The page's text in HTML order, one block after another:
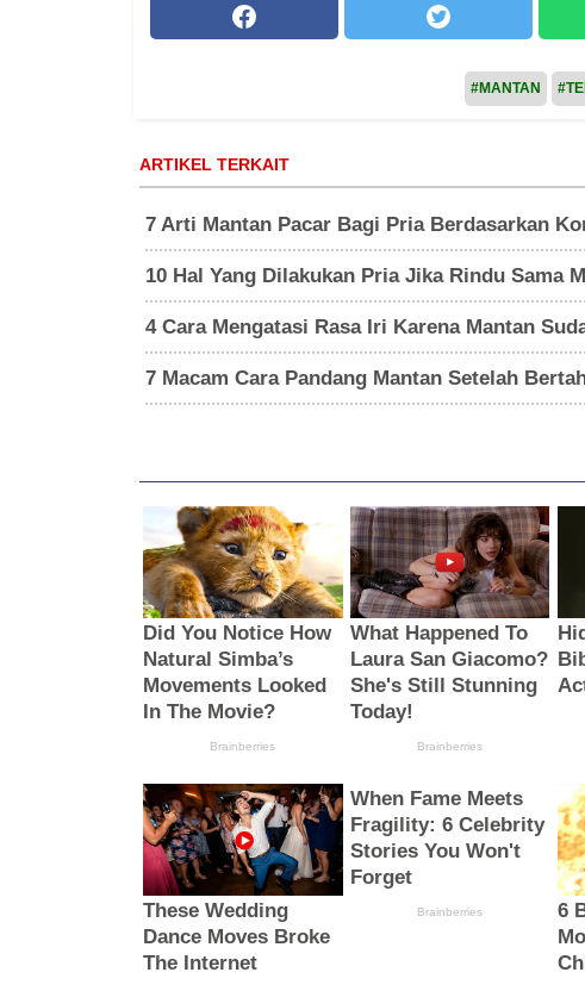
#MANTAN
ARTIKEL TERKAIT
7 Arti Mantan Pacar Bagi Pria Berdasarkan
10 Hal Yang Dilakukan Pria Jika Rindu Sama
4 Cara Mengatasi Rasa Iri Karena Mantan
7 Macam Cara Pandang Mantan Setelah